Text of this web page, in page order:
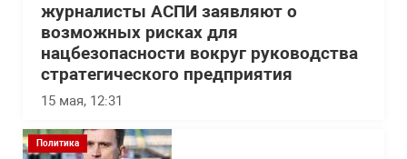
журналисты АСПИ заявляют о
возможных рисках для
нацбезопасности вокруг руководства
стратегического предприятия
15 мая, 12:31
Политика